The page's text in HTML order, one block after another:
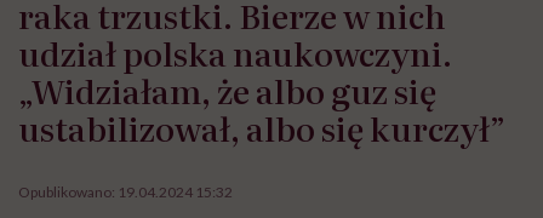
raka trzustki. Bierze w nich
udział polska naukowczyni.
„Widziałam, że albo guz się
ustabilizował, albo się kurczył”
Opublikowano: 19.04.2024 15:32